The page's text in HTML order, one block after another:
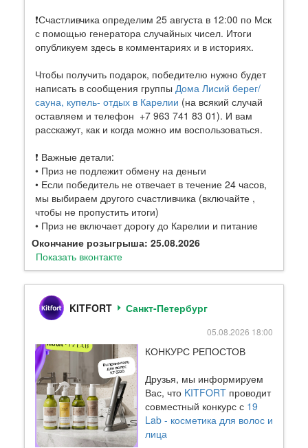
❗️Счастливчика определим 25 августа в 12:00 по Мск
с помощью генератора случайных чисел. Итоги
опубликуем здесь в комментариях и в историях.
Чтобы получить подарок, победителю нужно будет
написать в сообщения группы Дома Лисий берег/
сауна, купель- отдых в Карелии (на всякий случай
оставляем и телефон +7 963 741 83 01). И вам
расскажут, как и когда можно им воспользоваться.
❗️ Важные детали:
• Приз не подлежит обмену на деньги
• Если победитель не отвечает в течение 24 часов,
мы выбираем другого счастливчика (включайте ,
чтобы не пропустить итоги)
• Приз не включает дорогу до Карелии и питание
Окончание розыгрыша: 25.08.2026
Показать вконтакте
KITFORT Санкт-Петербург
05.08.2026 18:00
КОНКУРС РЕПОСТОВ
Друзья, мы информируем
Вас, что KITFORT проводит
совместный конкурс с 19
Lab - косметика для волос и
лица